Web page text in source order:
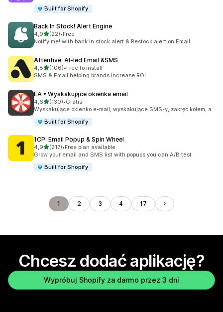
Built for Shopify
Back In Stock! Alert Engine
4,9na 5 gwiazdek
(22)
Łączna liczba recenzji: 22
•Free
Notify me! with back in stock alert & Restock alert on Email
Attentive: AI‑led Email &SMS
4,8na 5 gwiazdek
(106)
Łączna liczba recenzji: 106
•Free to install
SMS & Email helping brands increase ROI
EA • Wyskakujące okienka email
4,6na 5 gwiazdek
(130)
Łączna liczba recenzji: 130
•Gratis
Wyskakujące okienko e-mail, wyskakujące SMS-y, zakręć kołem, a
Built for Shopify
1CP: Email Popup & Spin Wheel
4,9na 5 gwiazdek
(217)
Łączna liczba recenzji: 217
•Free plan available
Grow your email and SMS list with popups you can A/B test
Built for Shopify
1 2 3 4 17
Chcesz dodać aplikację?
Wypróbuj Shopify za darmo przez 3 dni